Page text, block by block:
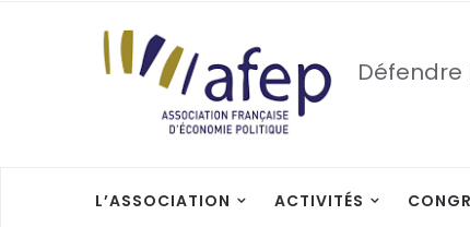
L’ASSOCIATION ACTIVITÉS